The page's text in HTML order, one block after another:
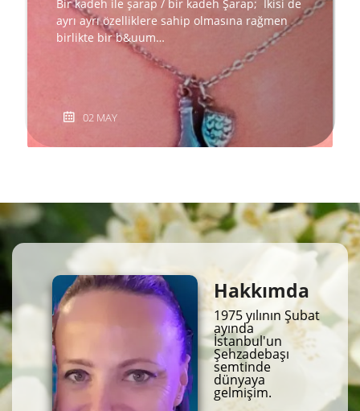
Bir kadeh ile şarap / bir kadeh Şarap; İkisi de
ayrı ayrı özelliklere sahip olmasına rağmen
birlikte bir b&uum…
02 MAY
Hakkımda
1975 yılının Şubat
ayında
İstanbul'un
Şehzadebaşı
semtinde
dünyaya
gelmişim.